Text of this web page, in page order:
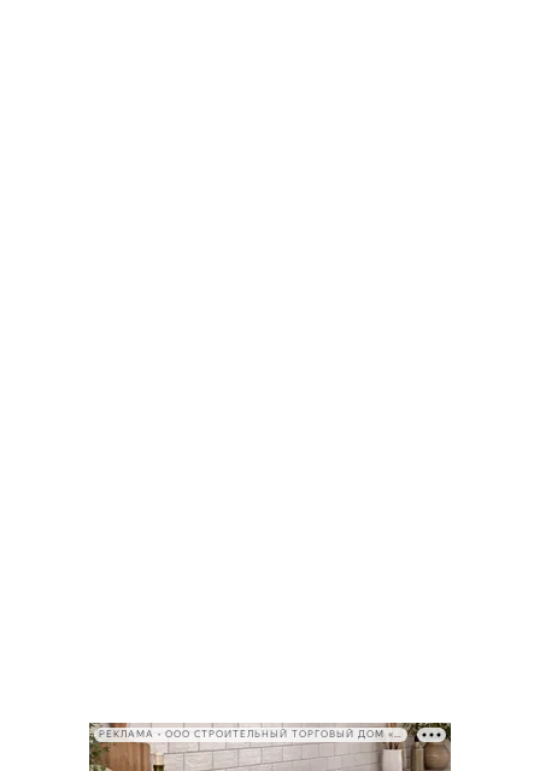
РЕКЛАМА • ООО СТРОИТЕЛЬНЫЙ ТОРГОВЫЙ ДОМ «ПЕТРОВИЧ», ИНН 7802348846